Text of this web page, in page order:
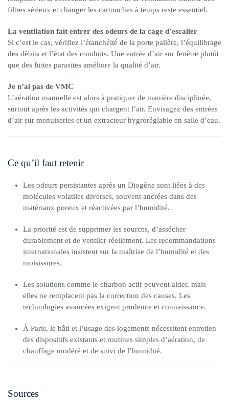
filtres sérieux et changer les cartouches à temps reste essentiel.
La ventilation fait entrer des odeurs de la cage d’escalier
Si c’est le cas, vérifiez l’étanchéité de la porte palière, l’équilibrage
des débits et l’état des conduits. Une entrée d’air sur fenêtre plutôt
que des fuites parasites améliore la qualité d’air.
Je n’ai pas de VMC
L’aération manuelle est alors à pratiquer de manière disciplinée,
surtout après les activités qui chargent l’air. Envisagez des entrées
d’air sur menuiseries et un extracteur hygroréglable en salle d’eau.
Ce qu’il faut retenir
Les odeurs persistantes après un Diogène sont liées à des
molécules volatiles diverses, souvent ancrées dans des
matériaux poreux et réactivées par l’humidité.
La priorité est de supprimer les sources, d’assécher
durablement et de ventiler réellement. Les recommandations
internationales insistent sur la maîtrise de l’humidité et des
moisissures.
Les solutions comme le charbon actif peuvent aider, mais
elles ne remplacent pas la correction des causes. Les
technologies avancées exigent prudence et connaissance.
À Paris, le bâti et l’usage des logements nécessitent entretien
des dispositifs existants et routines simples d’aération, de
chauffage modéré et de suivi de l’humidité.
Sources